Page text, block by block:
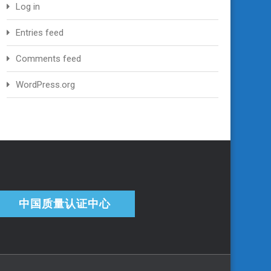
Log in
Entries feed
Comments feed
WordPress.org
中国质量认证中心